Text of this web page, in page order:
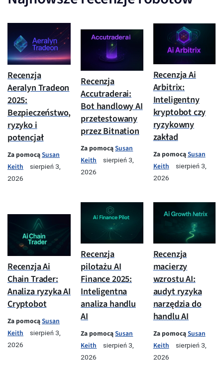
Recenzja
Aeralyn Tradeon
2025:
Bezpieczeństwo,
ryzyko i
potencjał
Za pomocąSusan
Keith
sierpień 3,
2026
Recenzja
Accutraderai:
Bot handlowy AI
przetestowany
przez Bitnation
Za pomocąSusan
Keith
sierpień 3,
2026
Recenzja Ai
Arbitrix:
Inteligentny
kryptobot czy
ryzykowny
zakład
Za pomocąSusan
Keith
sierpień 3,
2026
Recenzja Ai
Chain Trader:
Analiza ryzyka AI
Cryptobot
Za pomocąSusan
Keith
sierpień 3,
2026
Recenzja
pilotażu AI
Finance 2025:
Inteligentna
analiza handlu
AI
Za pomocąSusan
Keith
sierpień 3,
2026
Recenzja
macierzy
wzrostu AI:
audyt ryzyka
narzędzia do
handlu AI
Za pomocąSusan
Keith
sierpień 3,
2026